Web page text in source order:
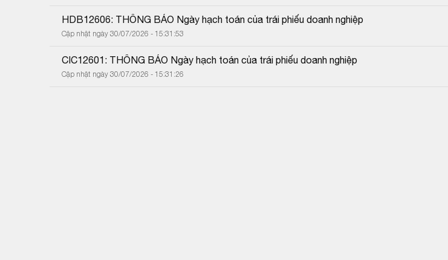
HDB12606: THÔNG BÁO Ngày hạch toán của trái phiếu doanh nghiệp
Cập nhật ngày 30/07/2026 - 15:31:53
CIC12601: THÔNG BÁO Ngày hạch toán của trái phiếu doanh nghiệp
Cập nhật ngày 30/07/2026 - 15:31:26